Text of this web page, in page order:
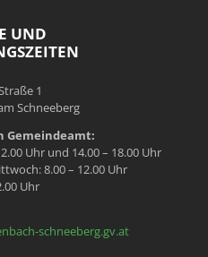
UND
1
Schneeberg
Gemeindeamt:
Uhr und 14.00 – 18.00 Uhr
8.00 – 12.00 Uhr
Uhr
schneeberg.gv.at